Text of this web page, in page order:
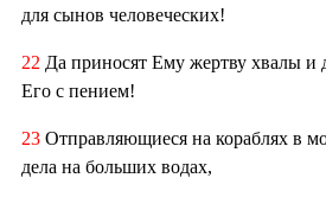
для сынов человеческих!
22 Да приносят Ему жертву хвалы и
Его с пением!
23 Отправляющиеся на кораблях в
дела на больших водах,